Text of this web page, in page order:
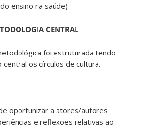
do ensino na saúde)
CENTRAL
foi estruturada tendo
central os círculos de cultura.
oportunizar a atores/autores
e reflexões relativas ao